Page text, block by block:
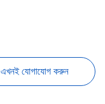
এখনই যোগাযোগ করুন